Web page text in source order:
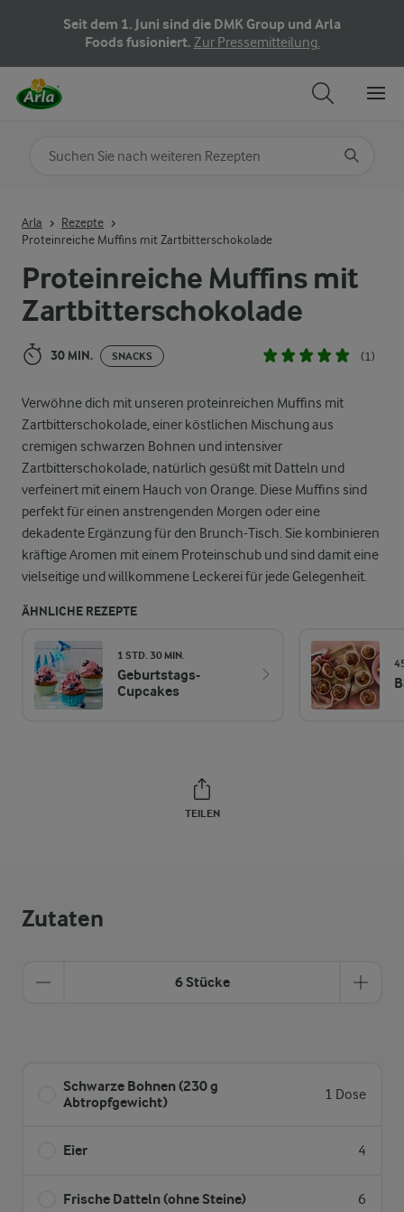
Seit dem 1. Juni sind die DMK Group und Arla
Foods fusioniert. Zur Pressemitteilung.
Proteinreiche Muffins mit
Zartbitterschokolade
30 MIN. SNACKS (1)
Verwöhne dich mit unseren proteinreichen Muffins mit
Zartbitterschokolade, einer köstlichen Mischung aus
cremigen schwarzen Bohnen und intensiver
Zartbitterschokolade, natürlich gesüßt mit Datteln und
verfeinert mit einem Hauch von Orange. Diese Muffins sind
perfekt für einen anstrengenden Morgen oder eine
dekadente Ergänzung für den Brunch-Tisch. Sie kombinieren
kräftige Aromen mit einem Proteinschub und sind damit eine
vielseitige und willkommene Leckerei für jede Gelegenheit.
ÄHNLICHE REZEPTE
1 STD. 30 MIN.
Geburtstags-
Cupcakes
TEILEN
Arla
Rezepte
Proteinreiche Muffins mit Zartbitterschokolade
Zutaten
6 Stücke
Schwarze Bohnen (230 g
Abtropfgewicht)
1 Dose
Eier 4
Frische Datteln (ohne Steine) 6
Nach Kategorie suchen